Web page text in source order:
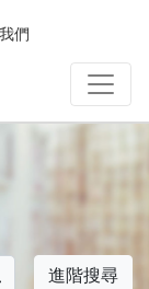
們
進階搜尋